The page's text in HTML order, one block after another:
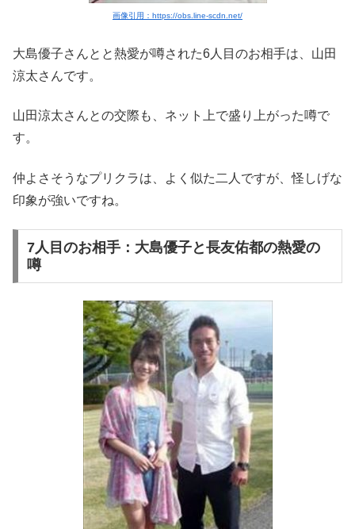
画像引用：https://obs.line-scdn.net/
大島優子さんとと熱愛が噂された6人目のお相手は、山田
涼太さんです。
山田涼太さんとの交際も、ネット上で盛り上がった噂で
す。
仲よさそうなプリクラは、よく似た二人ですが、怪しげな
印象が強いですね。
7人目のお相手：大島優子と長友佑都の熱愛の
噂